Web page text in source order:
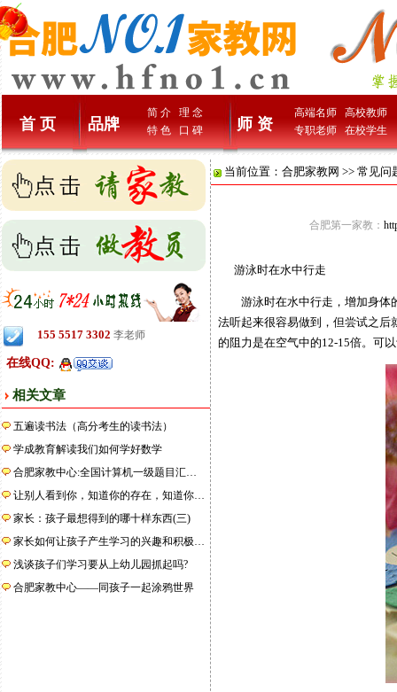
首 页 品牌
简 介
理 念
特 色
口 碑 师 资
高端名师
高校教师
专职老师
在校学生
155 5517 3302 李老师
在线QQ:
相关文章
五遍读书法（高分考生的读书法）
学成教育解读我们如何学好数学
合肥家教中心:全国计算机一级题目汇…
让别人看到你，知道你的存在，知道你…
家长：孩子最想得到的哪十样东西(三)
家长如何让孩子产生学习的兴趣和积极…
浅谈孩子们学习要从上幼儿园抓起吗?
合肥家教中心——同孩子一起涂鸦世界
当前位置： 合肥家教网 >> 常见问
合肥第一家教：
游泳时在水中行走
游泳时在水中行走，增加身体的
法听起来很容易做到，但尝试之后
的阻力是在空气中的12-15倍。可